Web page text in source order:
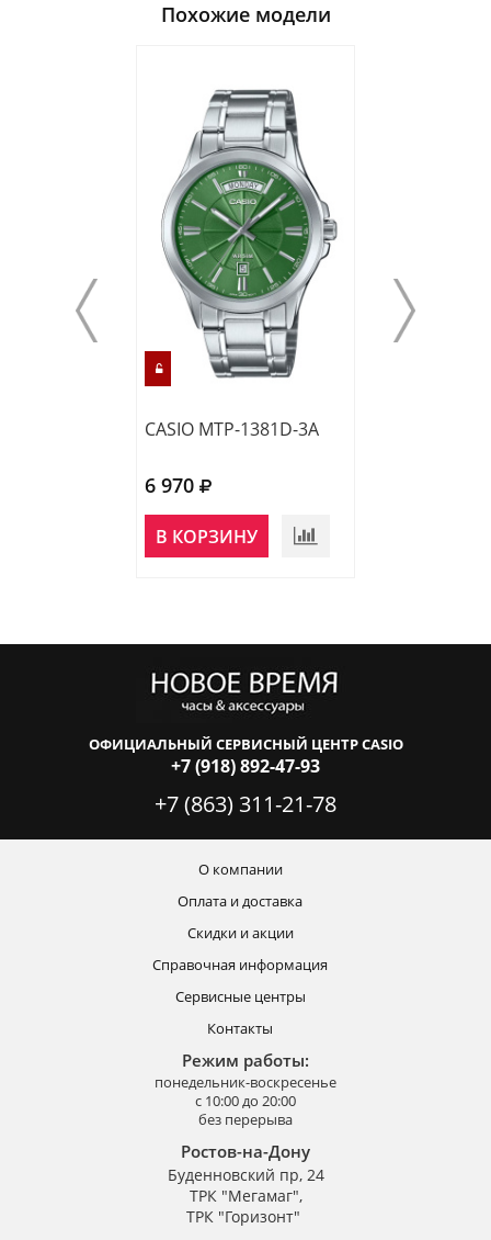
Похожие модели
CASIO MTP-1381D-3A
6 970
В КОРЗИНУ
ОФИЦИАЛЬНЫЙ СЕРВИСНЫЙ ЦЕНТР CASIO
+7 (918) 892-47-93
+7 (863) 311-21-78
О компании
Оплата и доставка
Скидки и акции
Справочная информация
Сервисные центры
Контакты
Режим работы:
понедельник-воскресенье
с 10:00 до 20:00
без перерыва
Ростов-на-Дону
Буденновский пр, 24
ТРК "Мегамаг",
ТРК "Горизонт"